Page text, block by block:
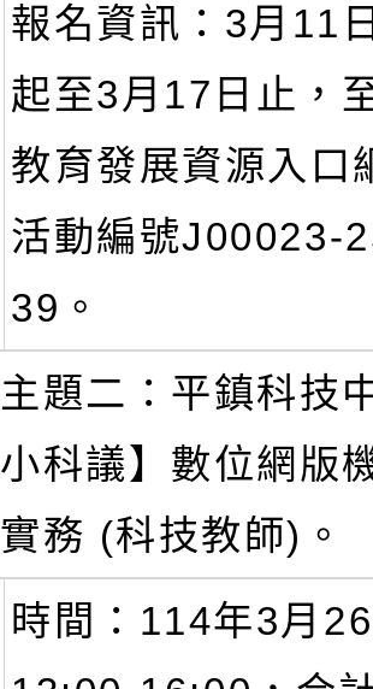
報名資訊：3月11
起至3月17日止，
教育發展資源入口
活動編號J00023-
39。
主題二：平鎮科技
小科議】數位網版
實務 (科技教師)。
時間：114年3月